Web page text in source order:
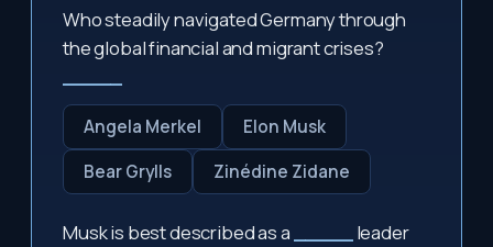
Who steadily navigated Germany through
the global financial and migrant crises?
Angela Merkel
Elon Musk
Bear Grylls
Zinédine Zidane
Musk is best described as a
leader